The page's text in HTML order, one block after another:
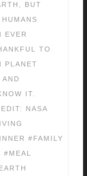
BUT
EVER
TO
PLANET
IT.
NASA
#FAMILY